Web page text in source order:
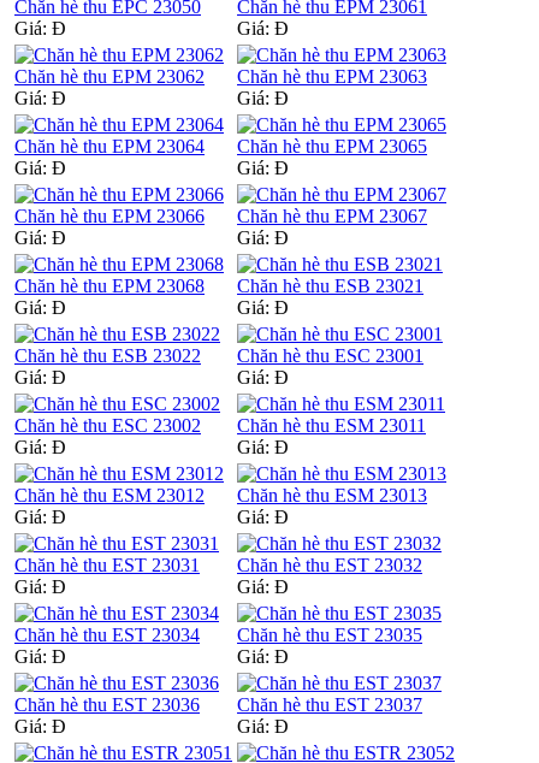
Chăn hè thu EPC 23050
Giá: Đ
Chăn hè thu EPM 23061
Giá: Đ
Chăn hè thu EPM 23062
Giá: Đ
Chăn hè thu EPM 23063
Giá: Đ
Chăn hè thu EPM 23064
Giá: Đ
Chăn hè thu EPM 23065
Giá: Đ
Chăn hè thu EPM 23066
Giá: Đ
Chăn hè thu EPM 23067
Giá: Đ
Chăn hè thu EPM 23068
Giá: Đ
Chăn hè thu ESB 23021
Giá: Đ
Chăn hè thu ESB 23022
Giá: Đ
Chăn hè thu ESC 23001
Giá: Đ
Chăn hè thu ESC 23002
Giá: Đ
Chăn hè thu ESM 23011
Giá: Đ
Chăn hè thu ESM 23012
Giá: Đ
Chăn hè thu ESM 23013
Giá: Đ
Chăn hè thu EST 23031
Giá: Đ
Chăn hè thu EST 23032
Giá: Đ
Chăn hè thu EST 23034
Giá: Đ
Chăn hè thu EST 23035
Giá: Đ
Chăn hè thu EST 23036
Giá: Đ
Chăn hè thu EST 23037
Giá: Đ